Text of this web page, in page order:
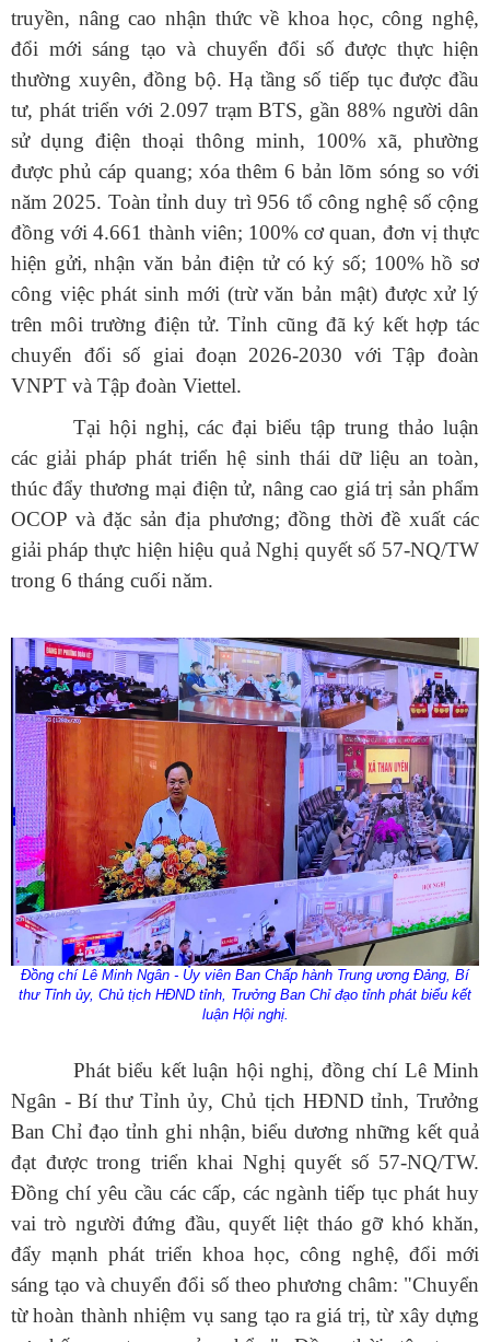
truyền, nâng cao nhận thức về khoa học, công nghệ,
đổi mới sáng tạo và chuyển đổi số được thực hiện
thường xuyên, đồng bộ. Hạ tầng số tiếp tục được đầu
tư, phát triển với 2.097 trạm BTS, gần 88% người dân
sử dụng điện thoại thông minh, 100% xã, phường
được phủ cáp quang; xóa thêm 6 bản lõm sóng so với
năm 2025. Toàn tỉnh duy trì 956 tổ công nghệ số cộng
đồng với 4.661 thành viên; 100% cơ quan, đơn vị thực
hiện gửi, nhận văn bản điện tử có ký số; 100% hồ sơ
công việc phát sinh mới (trừ văn bản mật) được xử lý
trên môi trường điện tử. Tỉnh cũng đã ký kết hợp tác
chuyển đổi số giai đoạn 2026-2030 với Tập đoàn
VNPT và Tập đoàn Viettel.
Tại hội nghị, các đại biểu tập trung thảo luận
các giải pháp phát triển hệ sinh thái dữ liệu an toàn,
thúc đẩy thương mại điện tử, nâng cao giá trị sản phẩm
OCOP và đặc sản địa phương; đồng thời đề xuất các
giải pháp thực hiện hiệu quả Nghị quyết số 57-NQ/TW
trong 6 tháng cuối năm.
Đồng chí Lê Minh Ngân - Ủy viên Ban Chấp hành Trung ương Đảng, Bí
thư Tỉnh ủy, Chủ tịch HĐND tỉnh, Trưởng Ban Chỉ đạo tỉnh phát biểu kết
luận Hội nghị.
Phát biểu kết luận hội nghị, đồng chí Lê Minh
Ngân - Bí thư Tỉnh ủy, Chủ tịch HĐND tỉnh, Trưởng
Ban Chỉ đạo tỉnh ghi nhận, biểu dương những kết quả
đạt được trong triển khai Nghị quyết số 57-NQ/TW.
Đồng chí yêu cầu các cấp, các ngành tiếp tục phát huy
vai trò người đứng đầu, quyết liệt tháo gỡ khó khăn,
đẩy mạnh phát triển khoa học, công nghệ, đổi mới
sáng tạo và chuyển đổi số theo phương châm: "Chuyển
từ hoàn thành nhiệm vụ sang tạo ra giá trị, từ xây dựng
Tên: (QUYẾT ĐỊNH V/v kiện toàn Tổ dữ liệu chuyên ngành y tế
xã Sì Lở Lầu)
Ngày ban hành: (10/08/2026) -Ngày hiệu lực: (05/08/2026)
Số:Số:1864 /UBND-VHXH
Tên:(V/v rà soát, báo cáo công chức theo vị trí việc làm trong
các cơ quan tổ chức hành chính ở cấp xã)